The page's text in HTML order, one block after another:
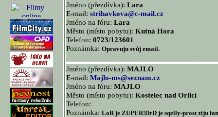
Jméno (přezdívka): Lara
E-mail: strihavkova@c-mail.cz
Jméno na fóru: Lara
Město (místo pobytu): Kutná Hora
Telefon: 0723/123601
Poznámka: Opravuju svůj email.
Jméno (přezdívka): MAJLO
E-mail: Majlo-ms@seznam.cz
Jméno na fóru: MAJLO
Město (místo pobytu): Kostelec nad Orlicí
Telefon:
Poznámka: LoR je ZUPER!DrD je sqelly-prost ziju